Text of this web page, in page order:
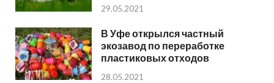
29.05.2021
В Уфе открылся частный
экозавод по переработке
пластиковых отходов
28.05.2021